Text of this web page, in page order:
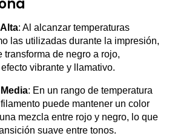
: Al alcanzar temperaturas
las utilizadas durante la impresión,
transforma de negro a rojo,
vibrante y llamativo.
: En un rango de temperatura
puede mantener un color
mezcla entre rojo y negro, lo que
suave entre tonos.